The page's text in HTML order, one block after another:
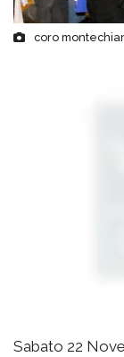
coro
Sabato 22